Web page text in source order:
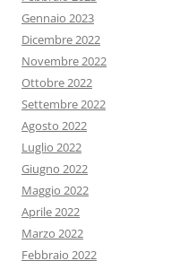
Gennaio 2023
Dicembre 2022
Novembre 2022
Ottobre 2022
Settembre 2022
Agosto 2022
Luglio 2022
Giugno 2022
Maggio 2022
Aprile 2022
Marzo 2022
Febbraio 2022